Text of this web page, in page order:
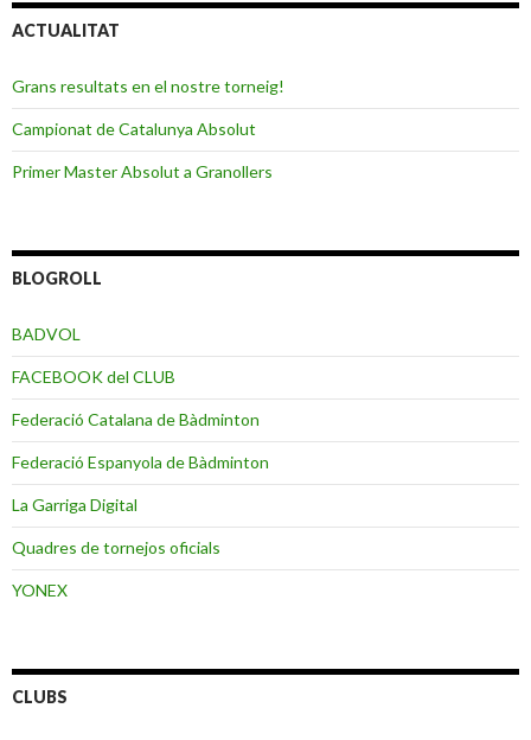
entrades
ACTUALITAT
Grans resultats en el nostre torneig!
Campionat de Catalunya Absolut
Primer Master Absolut a Granollers
BLOGROLL
BADVOL
FACEBOOK del CLUB
Federació Catalana de Bàdminton
Federació Espanyola de Bàdminton
La Garriga Digital
Quadres de tornejos oficials
YONEX
CLUBS